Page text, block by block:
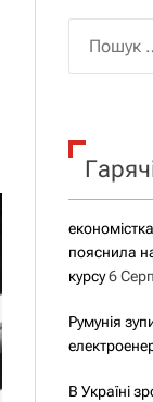
к
пояснила
курсу 6
Румунія
В Україні